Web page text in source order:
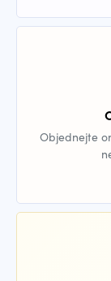
Objednejte